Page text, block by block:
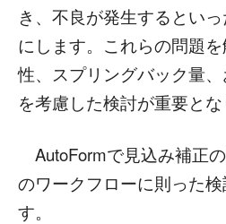
き、不良が発生するとい
にします。これらの問題
性、スプリングバック量
を考慮した検討が重要とな
AutoFormで見込み補正
のワークフローに則った
す。